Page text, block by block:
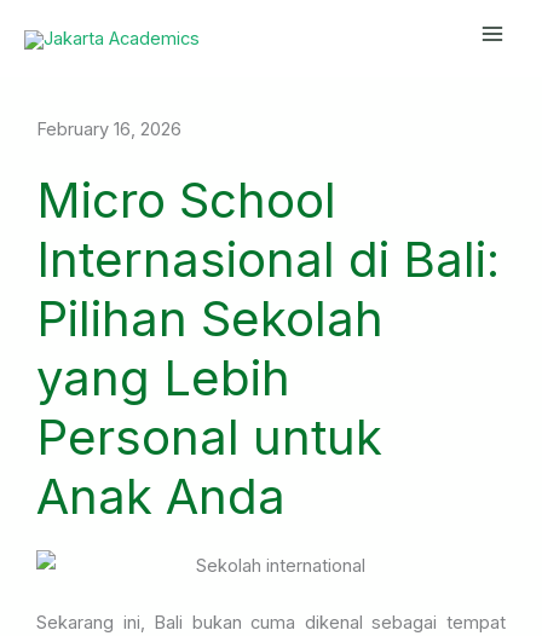
Main
February 16, 2026
Micro School
Internasional di Bali:
Pilihan Sekolah
yang Lebih
Personal untuk
Anak Anda
Sekarang ini, Bali bukan cuma dikenal sebagai tempat